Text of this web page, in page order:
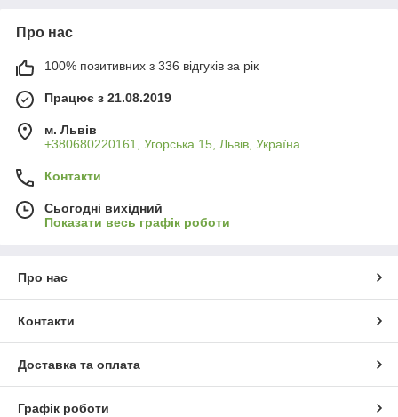
Про нас
100% позитивних з 336 відгуків за рік
Працює з 21.08.2019
м. Львів
+380680220161, Угорська 15, Львів, Україна
Контакти
Сьогодні вихідний
Показати весь графік роботи
Про нас
Контакти
Доставка та оплата
Графік роботи